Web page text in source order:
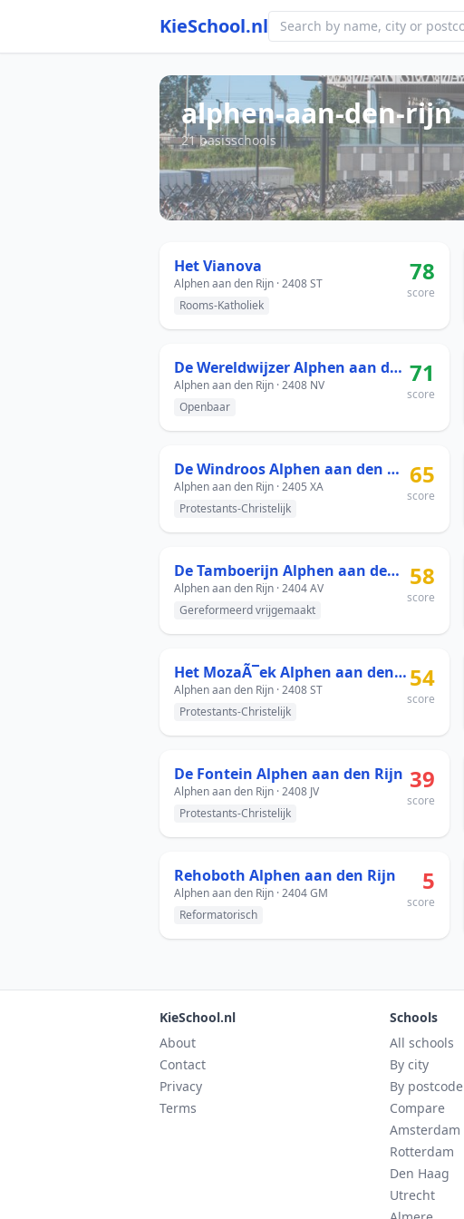
KieSchool.nl
alphen-aan-den-rijn
21 basisschools
Het Vianova
Alphen aan den Rijn · 2408 ST
Rooms-Katholiek
78
score
De Wereldwijzer Alphen aan den Rijn
Alphen aan den Rijn · 2408 NV
Openbaar
71
score
De Windroos Alphen aan den Rijn
Alphen aan den Rijn · 2405 XA
Protestants-Christelijk
65
score
De Tamboerijn Alphen aan den Rijn
Alphen aan den Rijn · 2404 AV
Gereformeerd vrijgemaakt
58
score
Het MozaÃ¯ek Alphen aan den Rijn
Alphen aan den Rijn · 2408 ST
Protestants-Christelijk
54
score
De Fontein Alphen aan den Rijn
Alphen aan den Rijn · 2408 JV
Protestants-Christelijk
39
score
Rehoboth Alphen aan den Rijn
Alphen aan den Rijn · 2404 GM
Reformatorisch
5
score
KieSchool.nl
About
Contact
Privacy
Terms
Schools
All schools
By city
By postcode
Compare
Amsterdam
Rotterdam
Den Haag
Utrecht